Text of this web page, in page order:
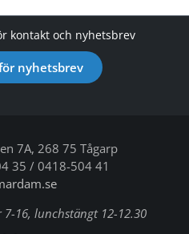
kontakt och nyhetsbrev
nyhetsbrev
7A, 268 75 Tågarp
35 / 0418-504 41
16, lunchstängt 12-12.30